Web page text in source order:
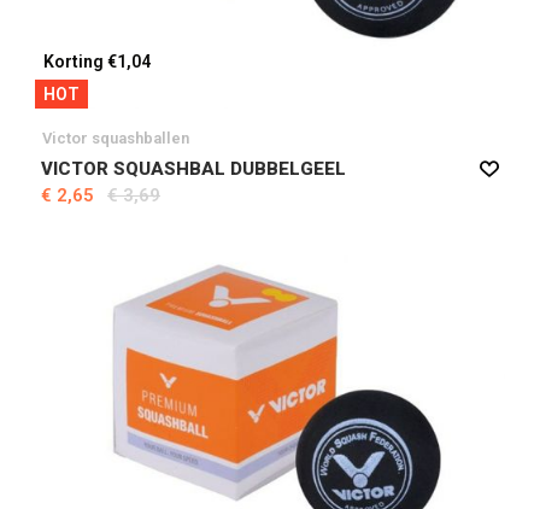
Korting €1,04
HOT
Victor squashballen
VICTOR SQUASHBAL DUBBELGEEL
€ 2,65
€ 3,69